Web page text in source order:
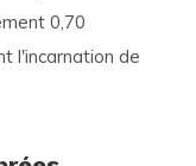
0,70
l'incarnation de